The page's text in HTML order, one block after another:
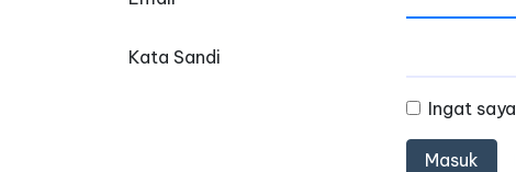
Kata Sandi
Ingat saya
Masuk